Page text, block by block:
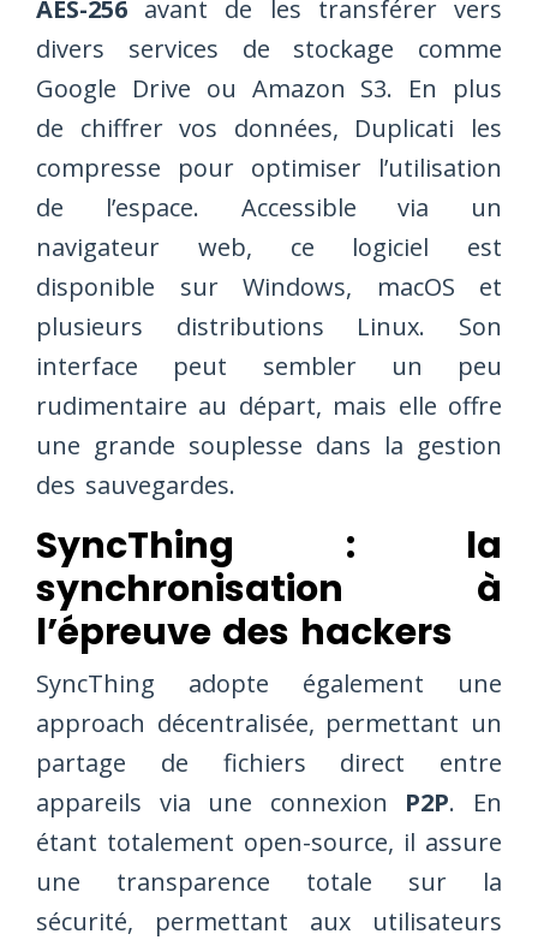
AES-256 avant de les transférer vers
divers services de stockage comme
Google Drive ou Amazon S3. En plus
de chiffrer vos données, Duplicati les
compresse pour optimiser l’utilisation
de l’espace. Accessible via un
navigateur web, ce logiciel est
disponible sur Windows, macOS et
plusieurs distributions Linux. Son
interface peut sembler un peu
rudimentaire au départ, mais elle offre
une grande souplesse dans la gestion
des sauvegardes.
SyncThing : la
synchronisation à
l’épreuve des hackers
SyncThing adopte également une
approach décentralisée, permettant un
partage de fichiers direct entre
appareils via une connexion P2P. En
étant totalement open-source, il assure
une transparence totale sur la
sécurité, permettant aux utilisateurs